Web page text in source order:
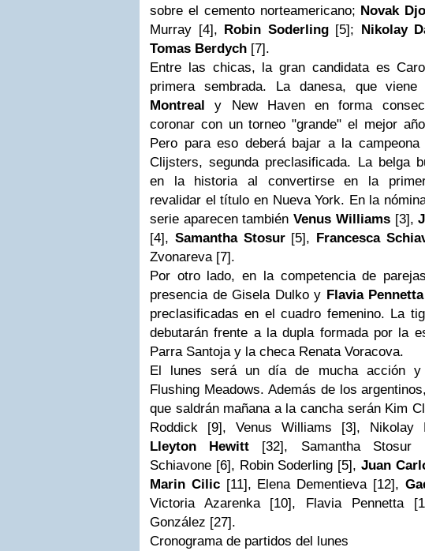
sobre el cemento norteamericano; Novak
Murray [4], Robin Soderling[5]; Nikolay
Tomas Berdych [7].
Entre las chicas, la gran candidata es
primera sembrada. La danesa, que
Montreal y New Haven en forma
coronar con un torneo "grande" el mejor
Pero para eso deberá bajar a la campeona
Clijsters, segunda preclasificada. La belga
en la historia al convertirse en la
revalidar el título en Nueva York. En la
serie aparecen tambiénVenus Williams[3],
[4], Samantha Stosur[5], Francesca
Zvonareva [7].
Por otro lado, en la competencia de
presencia de Gisela Dulko y Flavia Pennetta
preclasificadas en el cuadro femenino. La
debutarán frente a la dupla formada por la
Parra Santoja y la checa Renata Voracova.
El lunes será un día de mucha acción
Flushing Meadows. Además de los
que saldrán mañana a la cancha serán Kim
Roddick [9], Venus Williams [3], Nikolay
Lleyton Hewitt [32], Samantha Stosur
Schiavone [6], Robin Soderling [5], Juan
Marin Cilic[11], Elena Dementieva [12],
Victoria Azarenka [10], Flavia Pennetta
González [27].
Cronograma de partidos del lunes